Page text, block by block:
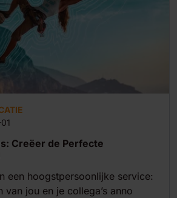
Creëer de Perfecte
een hoogstpersoonlijke service:
van jou en je collega’s anno